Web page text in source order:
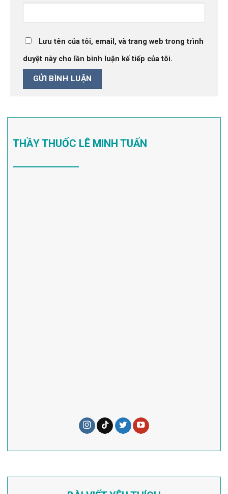
Lưu tên của tôi, email, và trang web trong trình
duyệt này cho lần bình luận kế tiếp của tôi.
THẦY THUỐC LÊ MINH TUẤN